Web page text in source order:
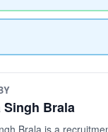
Singh Brala